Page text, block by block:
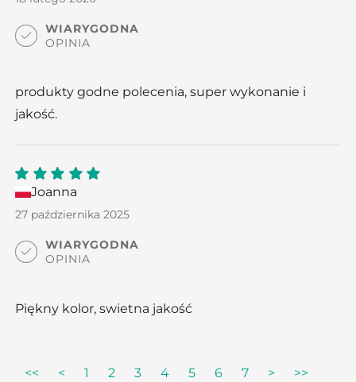
WIARYGODNA
OPINIA
produkty godne polecenia, super wykonanie i
jakość.
5out
of 5
Joanna
27 października 2025
WIARYGODNA
OPINIA
Piękny kolor, swietna jakość
<< < 1 2 3 4 5 6 7 > >>